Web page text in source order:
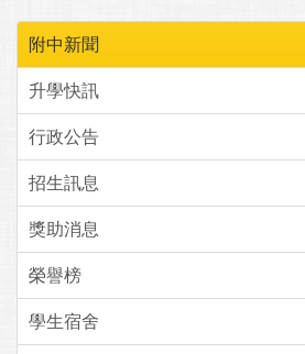
附中新聞
升學快訊
行政公告
招生訊息
獎助消息
榮譽榜
學生宿舍